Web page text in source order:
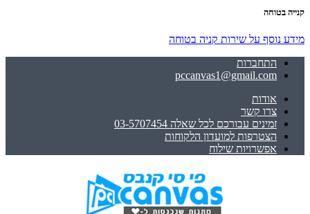
קנייה בטוחה
מידע נוסף על שירות קניה בטוחה
התחברות
pccanvas1@gmail.com
אודות
צרו קשר
זמינים עבורכם לכל שאלה 03-5707454
הצטרפות למועדון הלקוחות
אפשרויות שילוח